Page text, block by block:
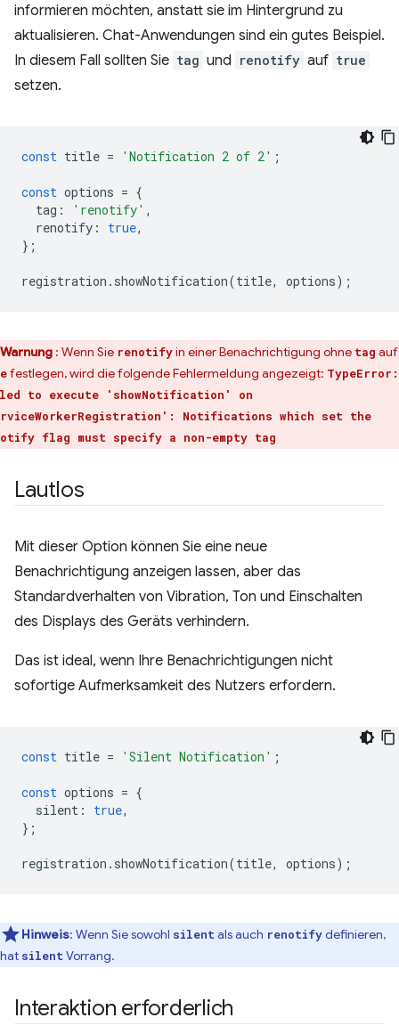
informieren möchten, anstatt sie im Hintergrund zu
aktualisieren. Chat-Anwendungen sind ein gutes Beispiel.
In diesem Fall sollten Sie tag und renotify auf true
setzen.
const title = 'Notification 2 of 2' ;
const options = {
tag : 'renotify' ,
renotify : true,
};
registration . showNotification(title, options);
Warnung : Wenn Sie renotifyin einer Benachrichtigung ohne tag auf
festlegen, wird die folgende Fehlermeldung angezeigt: TypeError:
to execute 'showNotification' on
Notifications which set the
flag must specify a non-empty tag
Lautlos
Mit dieser Option können Sie eine neue
Benachrichtigung anzeigen lassen, aber das
Standardverhalten von Vibration, Ton und Einschalten
des Displays des Geräts verhindern.
Das ist ideal, wenn Ihre Benachrichtigungen nicht
sofortige Aufmerksamkeit des Nutzers erfordern.
const title = 'Silent Notification' ;
const options = {
silent : true,
};
registration . showNotification(title, options);
Hinweis: Wenn Sie sowohl silent als auch renotifydefinieren,
hat silent Vorrang.
Interaktion erforderlich